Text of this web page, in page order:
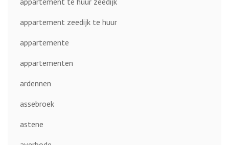
appartement zeedijk te huur
appartemente
appartementen
ardennen
assebroek
astene